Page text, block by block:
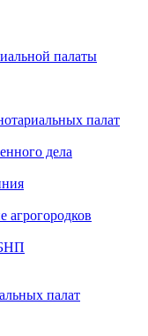
палаты
палат
дела
агрогородков
палат